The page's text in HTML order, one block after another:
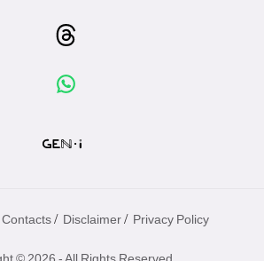
Contacts / Disclaimer / Privacy Policy